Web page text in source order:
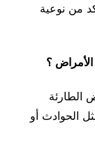
من نوعية
الأمراض ؟
الطارئة
الحوادث أو